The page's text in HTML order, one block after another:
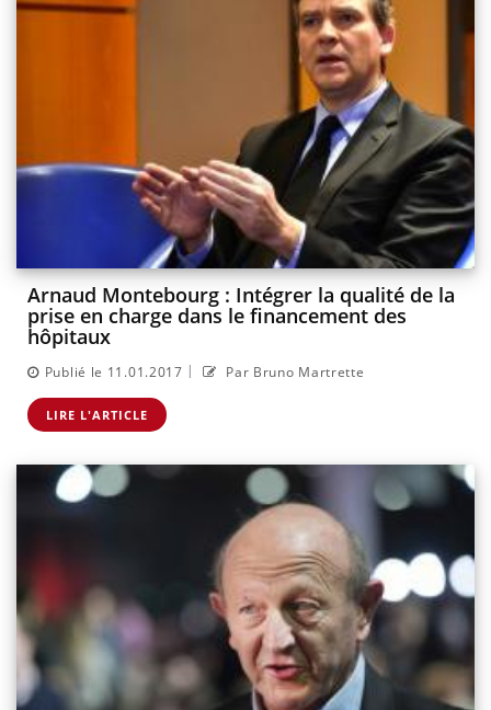
Arnaud Montebourg : Intégrer la qualité de la
prise en charge dans le financement des
hôpitaux
Publié le 11.01.2017 | Par Bruno Martrette
LIRE L'ARTICLE